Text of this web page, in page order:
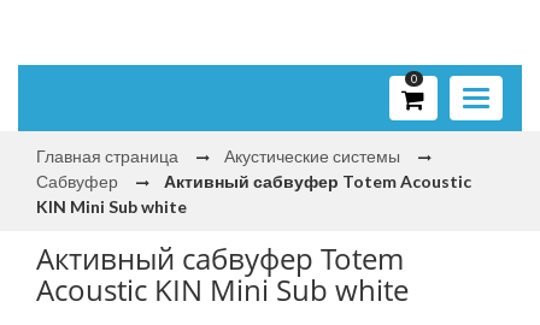
Toggle
0
Главная страница
Акустические системы
Сабвуфер
Активный сабвуфер Totem Acoustic
KIN Mini Sub white
Активный сабвуфер Totem
Acoustic KIN Mini Sub white